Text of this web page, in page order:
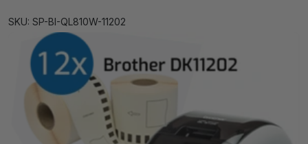
SKU: SP-BI-QL810W-11202